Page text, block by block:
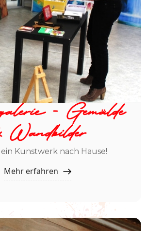
- Gemälde
Wandbilder
Kunstwerk nach Hause!
Mehr erfahren